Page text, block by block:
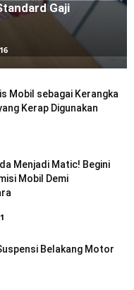
Gaji
Mobil sebagai Kerangka
Kerap Digunakan
Menjadi Matic! Begini
Mobil Demi
Belakang Motor